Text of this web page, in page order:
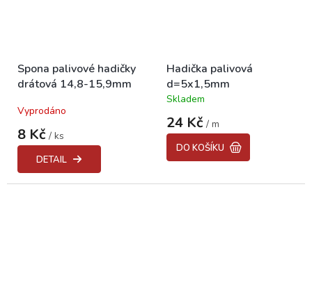
Spona palivové hadičky
drátová 14,8-15,9mm
Vyprodáno
8 Kč / ks
DETAIL
Hadička palivová
d=5x1,5mm
Průměrné
hodnocení
produktu
5,0
Skladem
24 Kč / m
DO KOŠÍKU